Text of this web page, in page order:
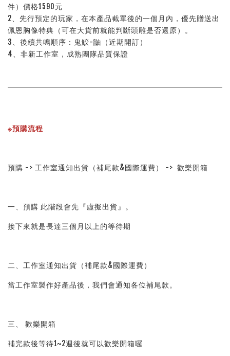
件）價格1590元
2、先行預定的玩家，在本產品截單後的一個月內，優先贈送出
佩恩胸像特典（可在大貨前就能判斷頭雕是否還原）。
3、後續共鳴順序：鬼鮫-鼬（近期開訂）
4、非新工作室，成熟團隊品質保證
※預購流程
預購 -> 工作室通知出貨（補尾款&國際運費） ->  歡樂開箱
一、預購 此階段會先『虛擬出貨』。
接下來就是長達三個月以上的等待期
二、工作室通知出貨（補尾款&國際運費）
當工作室製作好產品後，我們會通知各位補尾款。
三、 歡樂開箱
補完款後等待1~2週後就可以歡樂開箱囉